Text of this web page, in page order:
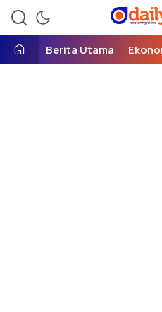
Daily
exploring cities,
Berita Utama